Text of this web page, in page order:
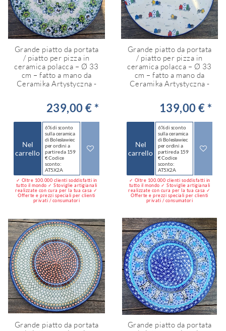
Grande piatto da portata
/ piatto per pizza in
ceramica polacca – Ø 33
cm – fatto a mano da
Ceramika Artystyczna -
239,00 € *
Nel
carrello
6% di sconto
sulla ceramica
di Bolesławiec
per ordini a
partire da 159
€ Codice
sconto:
AT5X2A
✓ Oltre 100.000 clienti soddisfatti in
tutto il mondo ✓ Stoviglie artigianali
realizzate con cura per la tua casa ✓
Offerte e prezzi speciali per clienti
privati / consumatori
Grande piatto da portata
/ piatto per pizza in
ceramica polacca – Ø 33
cm – fatto a mano da
Ceramika Artystyczna -
139,00 € *
Nel
carrello
6% di sconto
sulla ceramica
di Bolesławiec
per ordini a
partire da 159
€ Codice
sconto:
AT5X2A
✓ Oltre 100.000 clienti soddisfatti in
tutto il mondo ✓ Stoviglie artigianali
realizzate con cura per la tua casa ✓
Offerte e prezzi speciali per clienti
privati / consumatori
Grande piatto da portata
Grande piatto da portata